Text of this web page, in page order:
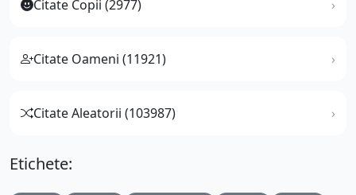
Citate Copii (2977)
Citate Oameni (11921)
Citate Aleatorii (103987)
Etichete: